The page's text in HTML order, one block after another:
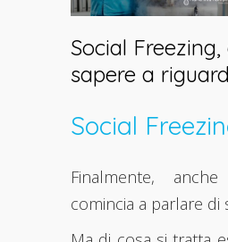
Social
sapere a
Social
Finalmente,
comincia a parlare di